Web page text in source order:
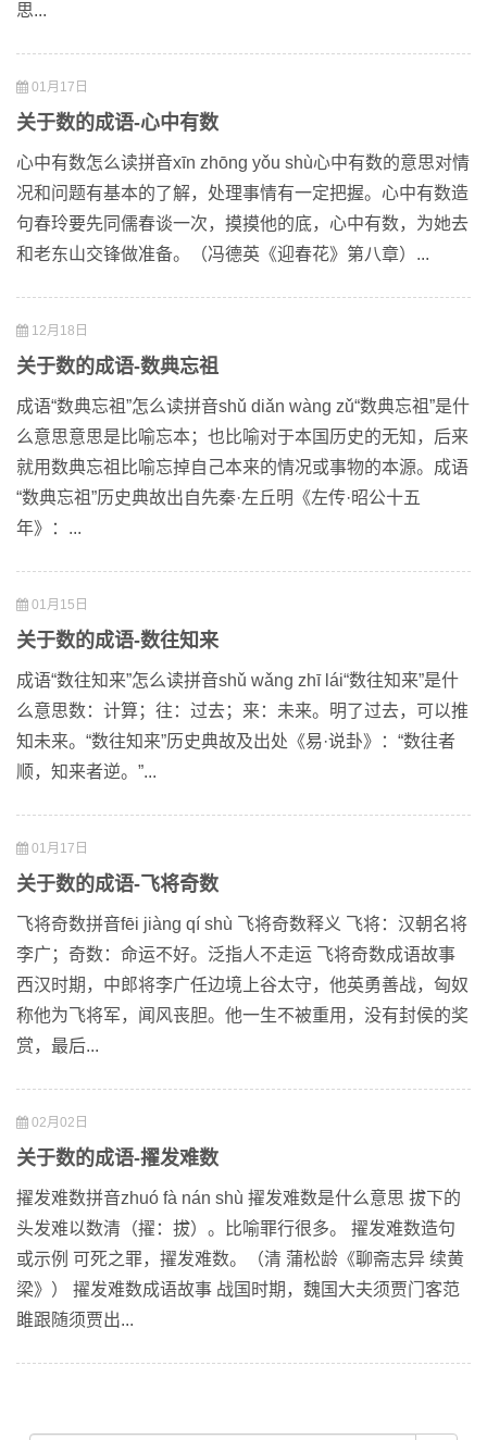
思...
01月17日
关于数的成语-心中有数
心中有数怎么读拼音xīn zhōng yǒu shù心中有数的意思对情
况和问题有基本的了解，处理事情有一定把握。心中有数造
句春玲要先同儒春谈一次，摸摸他的底，心中有数，为她去
和老东山交锋做准备。（冯德英《迎春花》第八章）...
12月18日
关于数的成语-数典忘祖
成语“数典忘祖”怎么读拼音shǔ diǎn wàng zǔ“数典忘祖”是什
么意思意思是比喻忘本；也比喻对于本国历史的无知，后来
就用数典忘祖比喻忘掉自己本来的情况或事物的本源。成语
“数典忘祖”历史典故出自先秦·左丘明《左传·昭公十五
年》：...
01月15日
关于数的成语-数往知来
成语“数往知来”怎么读拼音shǔ wǎng zhī lái“数往知来”是什
么意思数：计算；往：过去；来：未来。明了过去，可以推
知未来。“数往知来”历史典故及出处《易·说卦》：“数往者
顺，知来者逆。”...
01月17日
关于数的成语-飞将奇数
飞将奇数拼音fēi jiàng qí shù 飞将奇数释义 飞将：汉朝名将
李广；奇数：命运不好。泛指人不走运 飞将奇数成语故事
西汉时期，中郎将李广任边境上谷太守，他英勇善战，匈奴
称他为飞将军，闻风丧胆。他一生不被重用，没有封侯的奖
赏，最后...
02月02日
关于数的成语-擢发难数
擢发难数拼音zhuó fà nán shù 擢发难数是什么意思 拔下的
头发难以数清（擢：拔）。比喻罪行很多。 擢发难数造句
或示例 可死之罪，擢发难数。（清 蒲松龄《聊斋志异 续黄
梁》） 擢发难数成语故事 战国时期，魏国大夫须贾门客范
雎跟随须贾出...